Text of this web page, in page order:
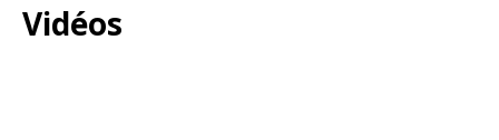
Vidéos